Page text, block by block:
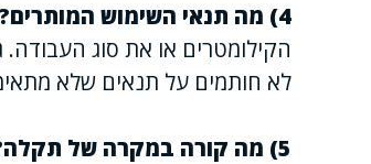
4) מה תנאי השימוש המותרים?
הקילומטרים או את סוג העבודה.
לא חותמים על תנאים שלא
5) מה קורה במקרה של תקלה?